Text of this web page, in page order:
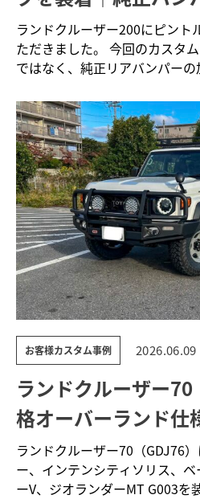
ンオフカスタム事例
ランドクルーザー200にピント
ただきました。 今回のカスタ
ではなく、純正リアバンパー
お客様カスタム事例 2026.06.09
ランドクルーザー
格オーバーランド仕
4×4エンジニアリン
ム事例
ランドクルーザー70（GDJ76
ー、インテンシティソリス、
ーV、ジオランダーMT G003を